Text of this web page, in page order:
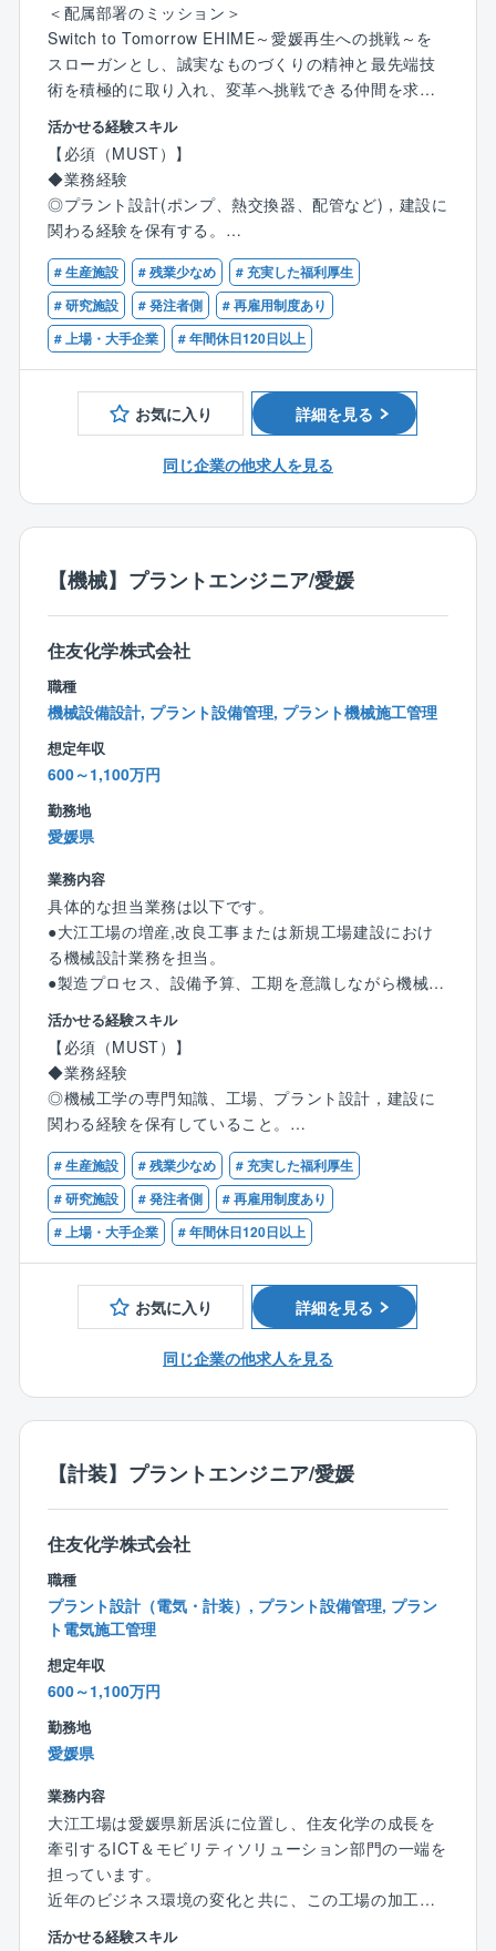
携わることができる。
また、高信頼性プラントを指向し、AIやIoT関連の技術
の導入も実行することになる。
入社後は、自身で設計,建設したプラントの合理化やメ
ンテナンス業務を経験することで、
設備管理や工場運営に関するスキルを習得。将来的に
は設備管理部門の責任者として工場経営に参画いただ
くことも可能です。また、高度な専門知識を有する技
術者として、全社のエンジニアリング業務の最適化を
推進し、技術戦略をリードする責任者を目指すことも
可能です。
＜配属部署のミッション＞
Switch to Tomorrow EHIME～愛媛再生への挑戦～を
スローガンとし、誠実なものづくりの精神と最先端技
術を積極的に取り入れ、変革へ挑戦できる仲間を求め
ています。
工務部は、「安全,安定操業の達成と維持」、「技術,コ
ストのグローバル競争力」という工場使命を達成すべ
く、適切なプラント維持管理を推進しています。
＜本ポジションの位置づけ＞
工務部機械設計担当者として、新居浜地区,菊本地区で
の設備設計を実施する。
将来は、機械設計チームの管理職として、部署運営を
担っていく。
＜募集の背景＞
プラントの合理化や増強、高経年化更新など、旺盛な
＜職務内容＞
計画～設計～建設～試運転までの一連作業を実施。
tudyの実施(EFDの作成、配置計画、機器仕様検討、予
算書作成)
②予算認可後のプラントエンジニアリング作業(詳細設
計、機器手配、配管図作成、工事資料まとめ⇒工事依
頼など)
③建設工事支援、製造部への設備引き渡し
④設備トラブルシューティング対応
＜本ポジションのやりがい＞
約26,000台の設備と多種多様な製品工場を有する愛媛
工場では、多くの人や設備と関わりながら豊かな経験
を積むことが出来る。これほど多様な設備に携われる
り、学びや成長のチャンスにあふれた環境である。
＜キャリアパス（例）＞
入社後は、自身で設計,建設したプラントの合理化やメ
ンテナンス業務を経験することで、設備管理や工場運
営に関するスキルを習得。将来的には設備管理部門の
責任者として工場経営に参画いただくことも可能で
す。また、高度な専門知識を有する技術者として、全
社のエンジニアリング業務の最適化を推進し、技術戦
略をリードする責任者を目指すことも可能です。
活かせる経験スキル
【必須（MUST）】
◆業務経験
◎プラント設計(ポンプ、熱交換器、配管など)，建設に
関わる経験を保有する。
◎環境、保安、安全関係法令について一定の知識，経
験を持つ。
◎ベンダーや協力会社との技術的な打ち合わせ，折衝
経験。
◆業務経験
◎プラントメンテナンスに関する経験を保有する(設備
トラブル、不具合対応など)。
知識。
◎危険物取扱者(乙4、甲種)
◎エネルギー管理者(熱)、公害防止管理者、消防設備士
# 生産施設 # 残業少なめ
# 充実した福利厚生
# 研究施設
# 発注者側
# 再雇用制度あり
# 上場・大手企業
# 年間休日120日以上
お気に入り 詳細を見る
同じ企業の他求人を見る
【機械】プラントエンジニア/愛媛
住友化学株式会社
職種
機械設備設計, プラント設備管理, プラント機械施工管理
想定年収
600～1,100万円
勤務地
愛媛県
業務内容
具体的な担当業務は以下です。
●大江工場の増産,改良工事または新規工場建設におけ
る機械設計業務を担当。
●製造プロセス、設備予算、工期を意識しながら機械設
計業務を実施。
●中長期的な工場インフラ整備を視野に入れ、機械工学
の専門知識を活かして業務を遂行。
●設備メーカーや工事会社との調整,発注業務も担当。
●新規工場建設時には基本計画段階から機械設計業務お
よびプロジェクト遂行業務
工場建設に一から関わる経験ができ、着実にご自身の
成長を実感できる業務です。
また、ご自身の知識や経験を活かして、工場の生産性
向上や安定貢献できます。
【募集背景】
牽引するICT＆モビリティソリューション部門の一端を
立型事業をさらに発展,成長させていくためには、機械
力が求められており、新しい設備導入などの経験があ
る方を必要としています。
そういった背景の中、部署としては、国内外製造拠点
イムリーな設計、建設業務を推進し、同社および同社
グループ会社の企業競争力を高め、住友化学グループ
の収益向上に貢献することを期待されています。
加えて、工場の機械設備の工事、維持及び運用の業務
こともミッションです。
【キャリアパスイメ―ジ】
◎まずは工場の機械系エンジニアとして設備の設計,保
守,運用を担当。
◎経験を積んだ後、新しい設備導入プロジェクトを担
活かせる経験スキル
【必須（MUST）】
◆業務経験
◎機械工学の専門知識、工場、プラント設計，建設に
関わる経験を保有していること。
◎環境、保安、安全関係法令について一定の知識，経
験を持っていること。
【歓迎（WANT）】
◆業務経験：
系のプラントの機械設計業務経験がある方が望まし
い。
◎工場機械設備における、設備の強度計算、材料選
ついての知識、経験がある方が望ましい。
害防止管理者などの資格があれば尚可。
◆語学力：TOEIC500点以上
# 生産施設 # 残業少なめ
# 充実した福利厚生
# 研究施設
# 発注者側
# 再雇用制度あり
# 上場・大手企業
# 年間休日120日以上
お気に入り 詳細を見る
同じ企業の他求人を見る
【計装】プラントエンジニア/愛媛
住友化学株式会社
職種
プラント設計（電気・計装）, プラント設備管理, プラン
ト電気施工管理
想定年収
600～1,100万円
勤務地
愛媛県
業務内容
大江工場は愛媛県新居浜に位置し、住友化学の成長を
牽引するICT＆モビリティソリューション部門の一端を
担っています。
近年のビジネス環境の変化と共に、この工場の加工組
立型事業をさらに発展、成長させていくためには、制
活かせる経験スキル